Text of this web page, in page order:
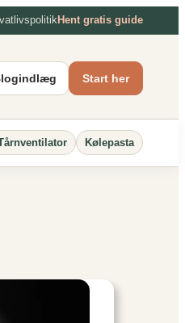
Hent gratis guide
Start her
Kølepasta